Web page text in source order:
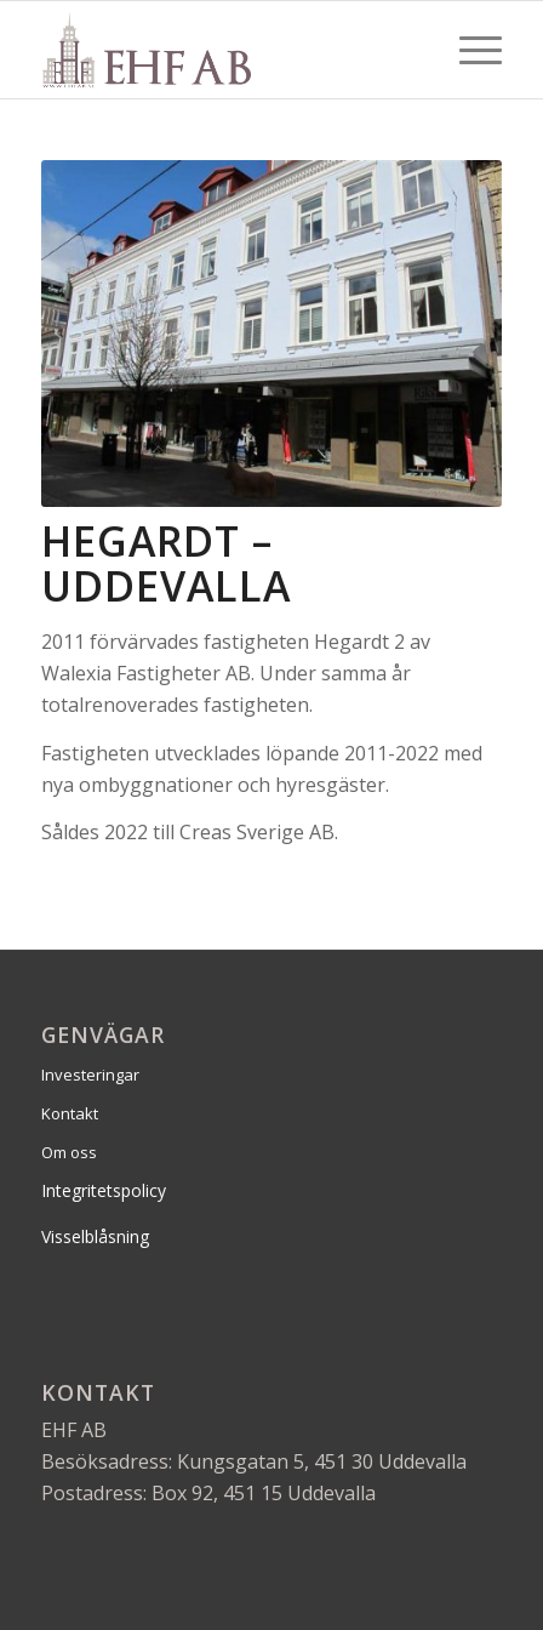
HEGARDT –
UDDEVALLA
2011 förvärvades fastigheten Hegardt 2 av
Walexia Fastigheter AB. Under samma år
totalrenoverades fastigheten.
Fastigheten utvecklades löpande 2011-2022 med
nya ombyggnationer och hyresgäster.
Såldes 2022 till Creas Sverige AB.
GENVÄGAR
Investeringar
Kontakt
Om oss
Integritetspolicy
Visselblåsning
KONTAKT
EHF AB
Besöksadress: Kungsgatan 5, 451 30 Uddevalla
Postadress: Box 92, 451 15 Uddevalla